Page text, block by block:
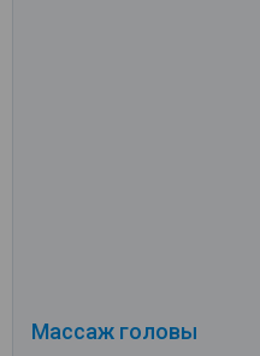
Массаж головы